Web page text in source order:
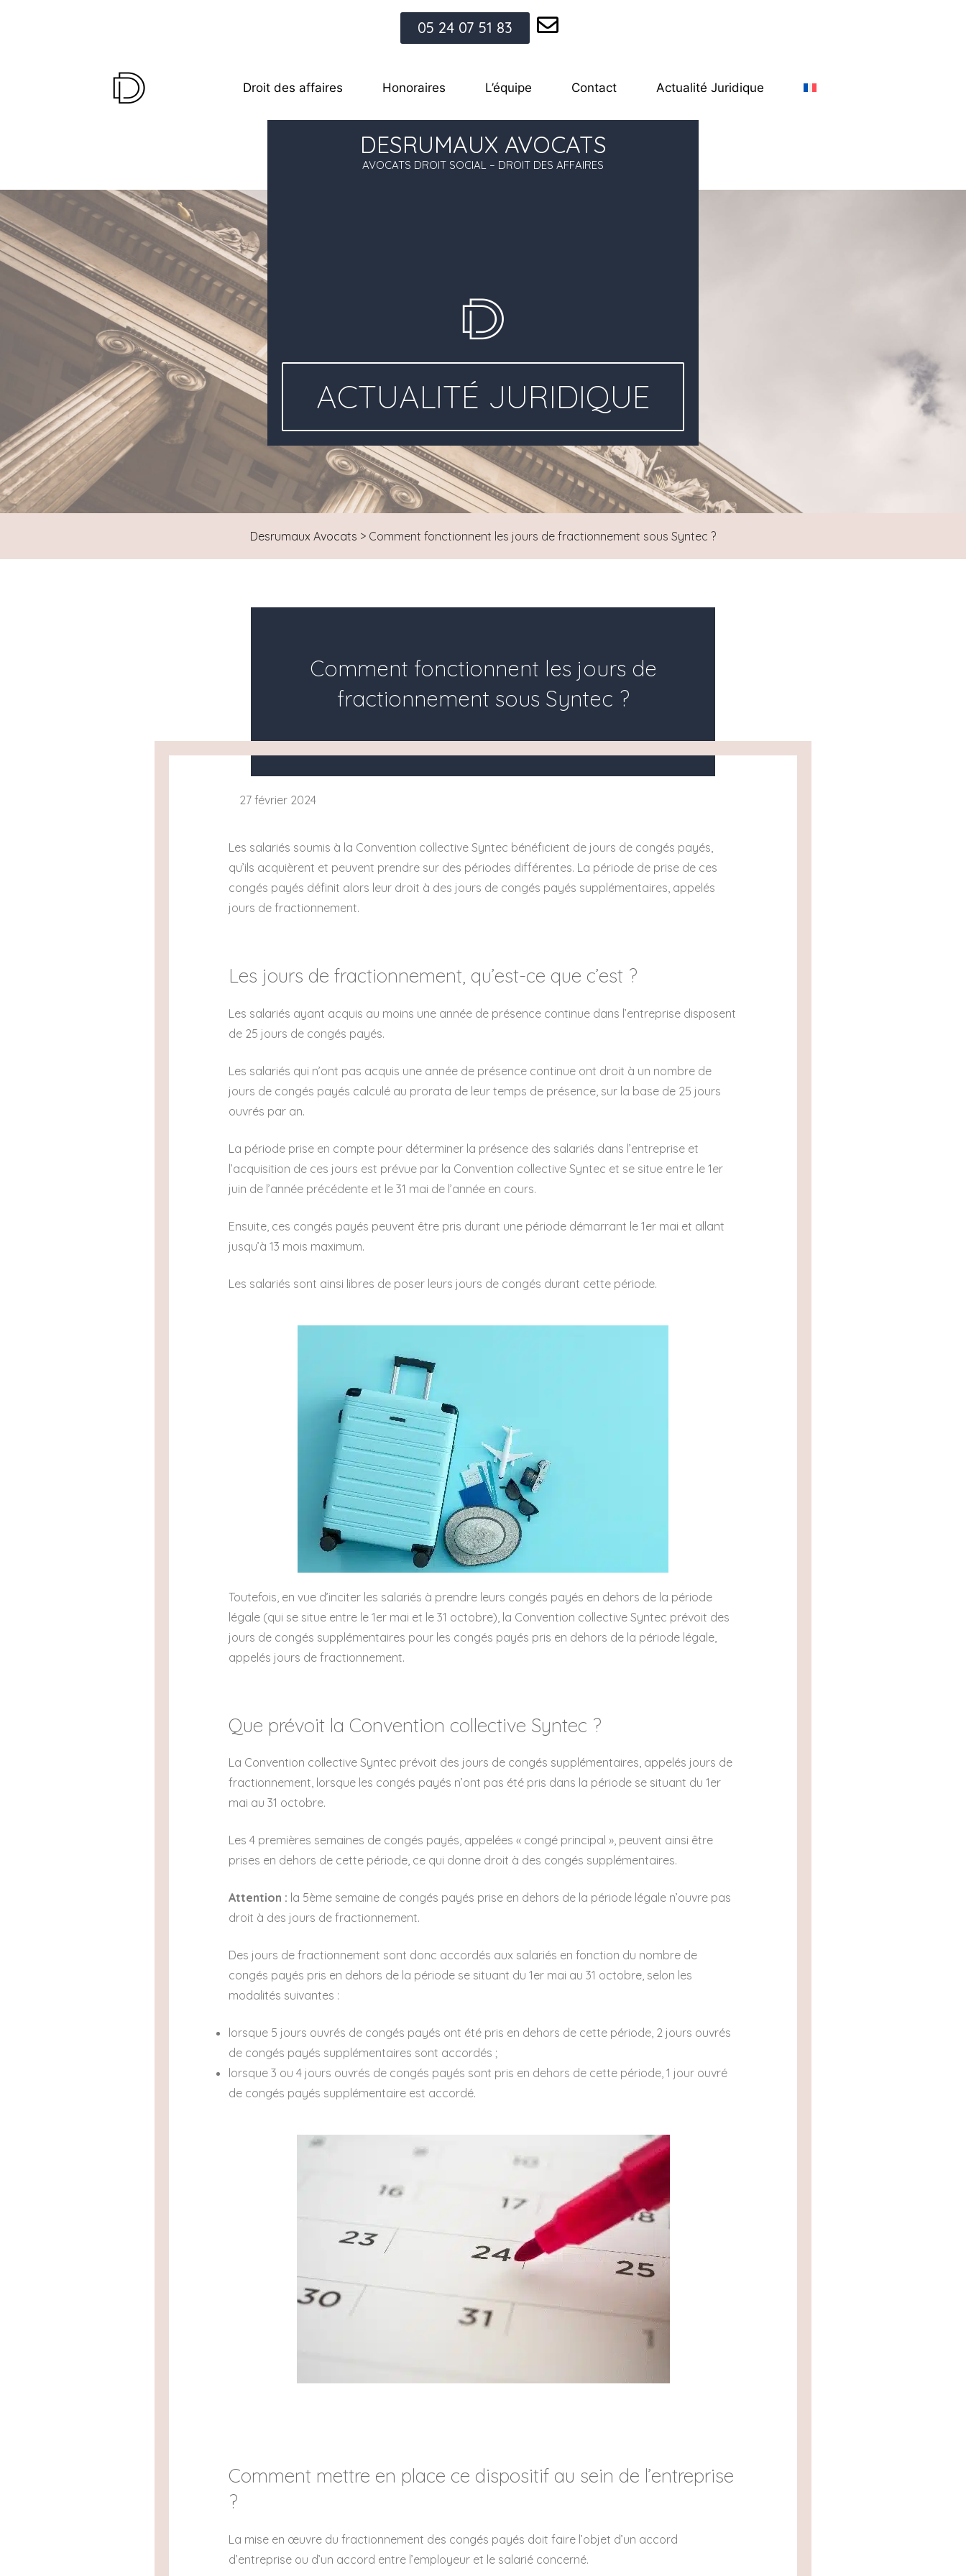
05 24 07 51 83
Droit des affaires Honoraires L’équipe Contact Actualité Juridique
DESRUMAUX AVOCATS
AVOCATS DROIT SOCIAL – DROIT DES AFFAIRES
ACTUALITÉ JURIDIQUE
Desrumaux Avocats > Comment fonctionnent les jours de fractionnement sous Syntec ?
Comment fonctionnent les jours de
fractionnement sous Syntec ?
27 février 2024
Les salariés soumis à la Convention collective Syntec bénéficient de jours de congés payés,
qu’ils acquièrent et peuvent prendre sur des périodes différentes. La période de prise de ces
congés payés définit alors leur droit à des jours de congés payés supplémentaires, appelés
jours de fractionnement.
Les jours de fractionnement, qu’est-ce que c’est ?
Les salariés ayant acquis au moins une année de présence continue dans l’entreprise disposent
de 25 jours de congés payés.
Les salariés qui n’ont pas acquis une année de présence continue ont droit à un nombre de
jours de congés payés calculé au prorata de leur temps de présence, sur la base de 25 jours
ouvrés par an.
La période prise en compte pour déterminer la présence des salariés dans l’entreprise et
l’acquisition de ces jours est prévue par la Convention collective Syntec et se situe entre le 1er
juin de l’année précédente et le 31 mai de l’année en cours.
Ensuite, ces congés payés peuvent être pris durant une période démarrant le 1er mai et allant
jusqu’à 13 mois maximum.
Les salariés sont ainsi libres de poser leurs jours de congés durant cette période.
Toutefois, en vue d’inciter les salariés à prendre leurs congés payés en dehors de la période
légale (qui se situe entre le 1er mai et le 31 octobre), la Convention collective Syntec prévoit des
jours de congés supplémentaires pour les congés payés pris en dehors de la période légale,
appelés jours de fractionnement.
Que prévoit la Convention collective Syntec ?
La Convention collective Syntec prévoit des jours de congés supplémentaires, appelés jours de
fractionnement, lorsque les congés payés n’ont pas été pris dans la période se situant du 1er
mai au 31 octobre.
Les 4 premières semaines de congés payés, appelées « congé principal », peuvent ainsi être
prises en dehors de cette période, ce qui donne droit à des congés supplémentaires.
Attention : la 5ème semaine de congés payés prise en dehors de la période légale n’ouvre pas
droit à des jours de fractionnement.
Des jours de fractionnement sont donc accordés aux salariés en fonction du nombre de
congés payés pris en dehors de la période se situant du 1er mai au 31 octobre, selon les
modalités suivantes :
lorsque 5 jours ouvrés de congés payés ont été pris en dehors de cette période, 2 jours ouvrés
de congés payés supplémentaires sont accordés ;
lorsque 3 ou 4 jours ouvrés de congés payés sont pris en dehors de cette période, 1 jour ouvré
de congés payés supplémentaire est accordé.
Comment mettre en place ce dispositif au sein de l’entreprise
?
La mise en œuvre du fractionnement des congés payés doit faire l’objet d’un accord
d’entreprise ou d’un accord entre l’employeur et le salarié concerné.